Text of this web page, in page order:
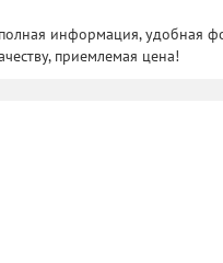
информация, удобная
приемлемая цена!